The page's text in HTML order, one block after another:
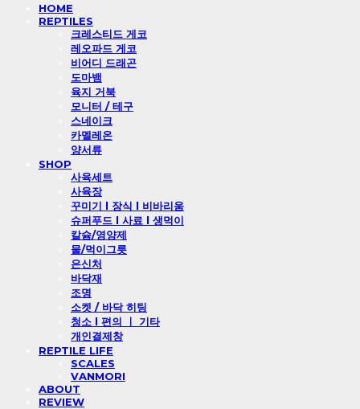
HOME
REPTILES
크레스티드 게코
레오파드 게코
비어디 드래곤
도마뱀
육지 거북
모니터 / 테구
스네이크
카멜레온
양서류
SHOP
사육세트
사육장
꾸미기 l 장식 l 비바리움
슈퍼푸드 l 사료 l 생먹이
칼슘/영양제
물/먹이그릇
은신처
바닥재
조명
소켓 / 바닥 히팅
청소 l 편의 ㅣ 기타
개인결제창
REPTILE LIFE
SCALES
VANMORI
ABOUT
REVIEW